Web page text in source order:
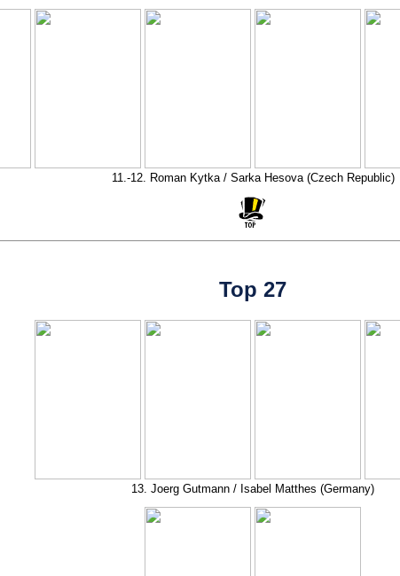
11.-12. Roman Kytka / Sarka Hesova (Czech Republic)
Top 27
13. Joerg Gutmann / Isabel Matthes (Germany)